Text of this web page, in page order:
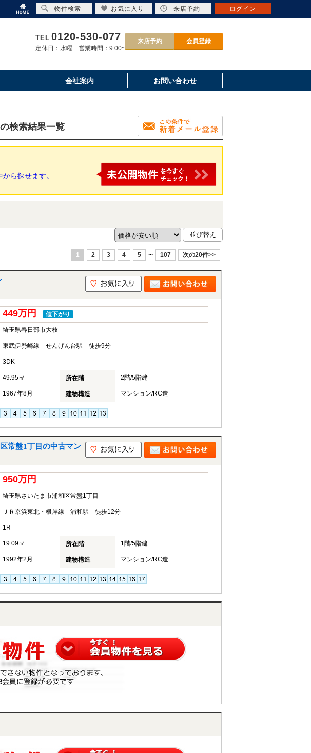
TEL 0120-530-077
定休日：水曜 営業時間：9:00~
来店予約 会員登録
会社案内 お問い合わせ
検索結果一覧
から探せます。
1 2 3 4 5 ... 107 次の20件>>
449万円 値下がり
埼玉県春日部市大枝
東武伊勢崎線 せんげん台駅 徒歩9分
3DK
49.95㎡ 所在階 2階/5階建
1967年8月 建物構造 マンション/RC造
常盤1丁目の中古マン
950万円
埼玉県さいたま市浦和区常盤1丁目
ＪＲ京浜東北・根岸線 浦和駅 徒歩12分
1R
19.09㎡ 所在階 1階/5階建
1992年2月 建物構造 マンション/RC造
物件検索 お気に入り 来店予約 ログイン